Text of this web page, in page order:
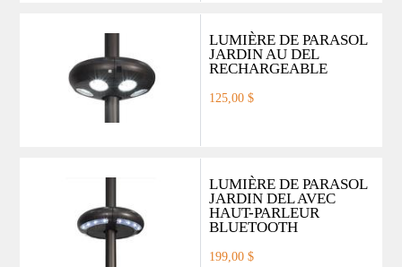
LUMIÈRE DE PARASOL
JARDIN AU DEL
RECHARGEABLE
125,00 $
LUMIÈRE DE PARASOL
JARDIN DEL AVEC
HAUT-PARLEUR
BLUETOOTH
199,00 $